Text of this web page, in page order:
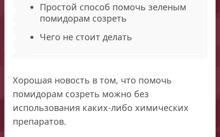
Простой способ помочь зеленым
помидорам созреть
Чего не стоит делать
Хорошая новость в том, что помочь
помидорам созреть можно без
использования каких-либо химических
препаратов.